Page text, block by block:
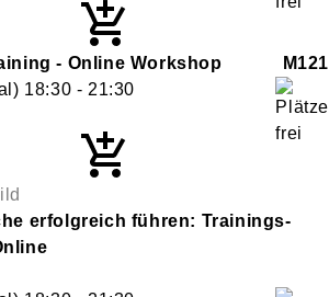
- Online Workshop
M121
18:30 - 21:30
erfolgreich führen: Trainings-